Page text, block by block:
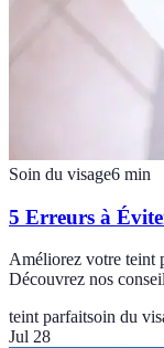
Soin du visage6 min
5 Erreurs à
Améliorez votre teint
Découvrez nos
teint parfaitsoin du
Jul 28